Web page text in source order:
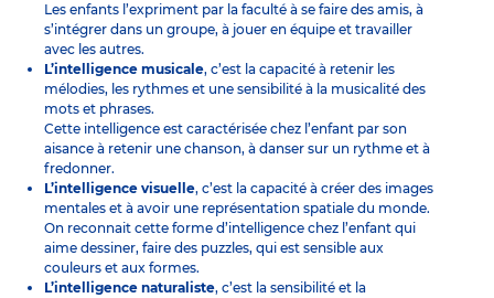
Les enfants l’expriment par la faculté à se faire des amis, à
s’intégrer dans un groupe, à jouer en équipe et travailler
avec les autres.
L’intelligence musicale, c’est la capacité à retenir les
mélodies, les rythmes et une sensibilité à la musicalité des
mots et phrases.
Cette intelligence est caractérisée chez l’enfant par son
aisance à retenir une chanson, à danser sur un rythme et à
fredonner.
L’intelligence visuelle, c’est la capacité à créer des images
mentales et à avoir une représentation spatiale du monde.
On reconnait cette forme d’intelligence chez l’enfant qui
aime dessiner, faire des puzzles, qui est sensible aux
couleurs et aux formes.
L’intelligence naturaliste, c’est la sensibilité et la